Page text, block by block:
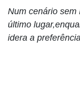
Num cenário sem
último
idera a